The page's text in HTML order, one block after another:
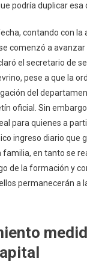
podría duplicar esa
contando con la
comenzó a
el secretario de
pese a que la
del
oficial. Sin
para quienes a
ingreso diario que
en tanto se
de la formación y
permanecerán a